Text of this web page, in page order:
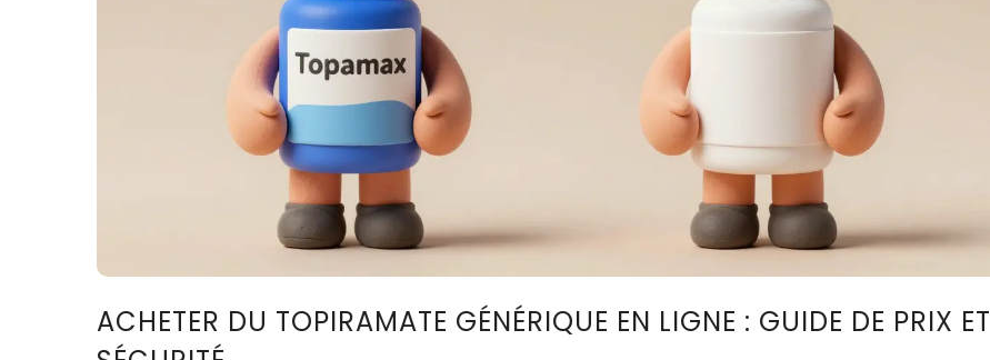
ACHETER DU TOPIRAMATE GÉNÉRIQUE EN LIGNE : GUIDE DE PRIX ET